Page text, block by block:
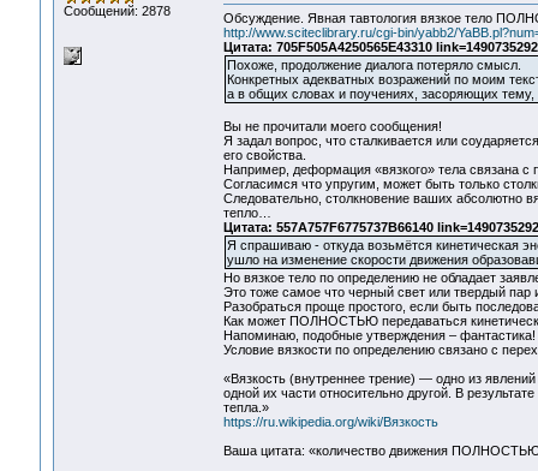
Сообщений: 2878
Обсуждение. Явная тавтология вязкое тело
http://www.sciteclibrary.ru/cgi-bin/yabb2/
Цитата: 705F505A4250565E43310
Похоже, продолжение диалога потеряло смысл.
Конкретных адекватных возражений по моим
а в общих словах и поучениях, засоряющих
Вы не прочитали моего сообщения!
Я задал вопрос, что сталкивается или
его свойства.
Например, деформация «вязкого» тела связана с
Согласимся что упругим, может быть только
Следовательно, столкновение ваших абсолютно
тепло…
Цитата: 557A757F6775737B66140
Я спрашиваю - откуда возьмётся кинетическая
ушло на изменение скорости движения
Но вязкое тело по определению не обладает
Это тоже самое что черный свет или твердый пар
Разобраться проще простого, если быть
Как может ПОЛНОСТЬЮ передаваться
Напоминаю, подобные утверждения – фантастика!
Условие вязкости по определению связано с
«Вязкость (внутреннее трение) — одно из
одной их части относительно другой. В
тепла.»
https://ru.wikipedia.org/wiki/Вязкость
Ваша цитата: «количество движения ПОЛНОСТЬЮ